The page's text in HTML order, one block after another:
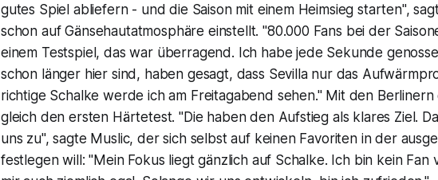
gutes Spiel abliefern - und die Saison mit einem Heimsieg starten",
schon auf Gänsehautatmosphäre einstellt. "80.000 Fans bei der
einem Testspiel, das war überragend. Ich habe jede Sekunde
schon länger hier sind, haben gesagt, dass Sevilla nur das
richtige Schalke werde ich am Freitagabend sehen." Mit den
gleich den ersten Härtetest. "Die haben den Aufstieg als klares Ziel.
uns zu", sagte Muslic, der sich selbst auf keinen Favoriten in der
festlegen will: "Mein Fokus liegt gänzlich auf Schalke. Ich bin kein Fan